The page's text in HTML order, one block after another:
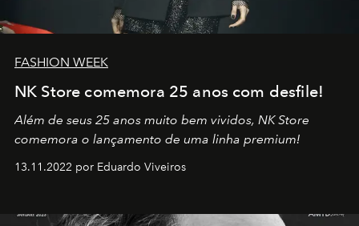
FASHION WEEK
NK Store comemora 25 anos com desfile!
Além de seus 25 anos muito bem vividos, NK Store
comemora o lançamento de uma linha premium!
13.11.2022 por Eduardo Viveiros